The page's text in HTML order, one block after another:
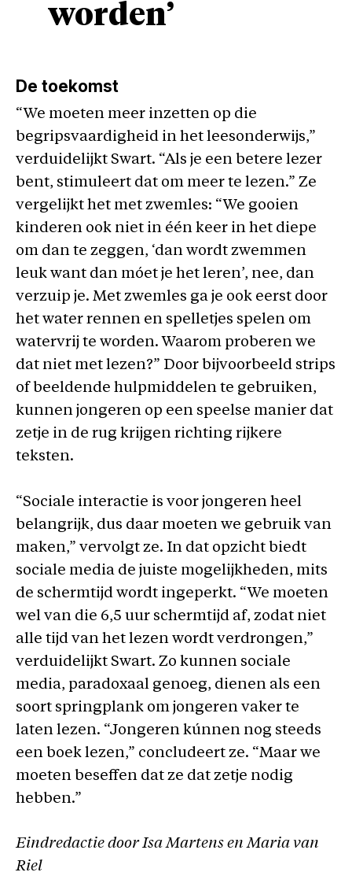
worden’
De toekomst
“We moeten meer inzetten op die
begripsvaardigheid in het leesonderwijs,”
verduidelijkt Swart. “Als je een betere lezer
bent, stimuleert dat om meer te lezen.” Ze
vergelijkt het met zwemles: “We gooien
kinderen ook niet in één keer in het diepe
om dan te zeggen, ‘dan wordt zwemmen
leuk want dan móet je het leren’, nee, dan
verzuip je. Met zwemles ga je ook eerst door
het water rennen en spelletjes spelen om
watervrij te worden. Waarom proberen we
dat niet met lezen?” Door bijvoorbeeld strips
of beeldende hulpmiddelen te gebruiken,
kunnen jongeren op een speelse manier dat
zetje in de rug krijgen richting rijkere
teksten.
“Sociale interactie is voor jongeren heel
belangrijk, dus daar moeten we gebruik van
maken,” vervolgt ze. In dat opzicht biedt
sociale media de juiste mogelijkheden, mits
de schermtijd wordt ingeperkt. “We moeten
wel van die 6,5 uur schermtijd af, zodat niet
alle tijd van het lezen wordt verdrongen,”
verduidelijkt Swart. Zo kunnen sociale
media, paradoxaal genoeg, dienen als een
soort springplank om jongeren vaker te
laten lezen. “Jongeren kúnnen nog steeds
een boek lezen,” concludeert ze. “Maar we
moeten beseffen dat ze dat zetje nodig
hebben.”
Eindredactie door Isa Martens en Maria van
Riel